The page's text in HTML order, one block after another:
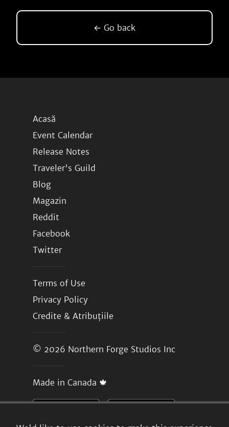
← Go back
Acasă
Event Calendar
Release Notes
Traveler's Guild
Blog
Magazin
Reddit
Facebook
Twitter
Terms of Use
Privacy Policy
Credite & Atribuțiile
© 2026 Northern Forge Studios Inc
Made in Canada 🍁